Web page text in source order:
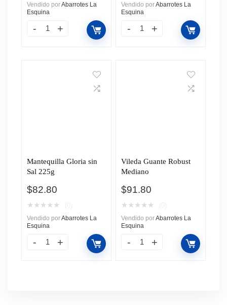
Vendido porAbarrotes La
Esquina
Vendido porAbarrotes La
Esquina
Mantequilla Gloria sin
Sal 225g
$82.80
★ ★ ★ ★ ★
Vendido porAbarrotes La
Esquina
Vileda Guante Robust
Mediano
$91.80
★ ★ ★ ★ ★
Vendido porAbarrotes La
Esquina